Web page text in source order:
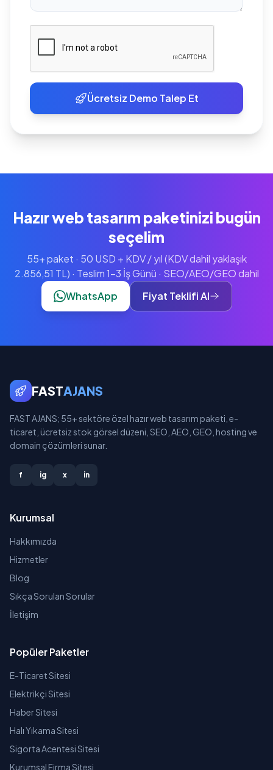
Ücretsiz Demo Talep Et
Hazır web tasarım paketinizi bugün
seçelim
55+ paket · 50 USD + KDV / yıl (KDV dahil yaklaşık
2.856,51 TL) · Teslim 1-3 İş Günü · SEO/AEO/GEO dahil
WhatsApp
Fiyat Teklifi Al
FASTAJANS
FAST AJANS; 55+ sektöre özel hazır web tasarım paketi, e-
ticaret, ücretsiz stok görsel düzeni, SEO, AEO, GEO, hosting ve
domain çözümleri sunar.
f ig x in
Kurumsal
Hakkımızda
Hizmetler
Blog
Sıkça Sorulan Sorular
İletişim
Popüler Paketler
E-Ticaret Sitesi
Elektrikçi Sitesi
Haber Sitesi
Halı Yıkama Sitesi
Sigorta Acentesi Sitesi
Kurumsal Firma Sitesi